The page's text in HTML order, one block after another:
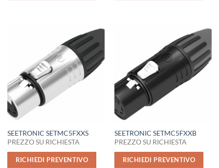
SEETRONIC SETMC5FXXS
PREZZO SU RICHIESTA
RICHIEDI PREVENTIVO
SEETRONIC SETMC5FXXB
PREZZO SU RICHIESTA
RICHIEDI PREVENTIVO